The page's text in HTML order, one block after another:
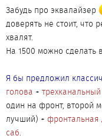
Забудь про эквалайзер
доверять не стоит, что
хвалят.
На 1500 можно сделать
Я бы предложил
голова +
один на фронт, второй
лучший) + фронтальная
саб.